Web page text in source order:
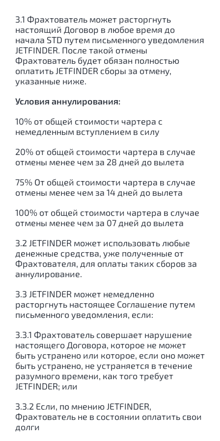
3.1 Фрахтователь может расторгнуть
настоящий Договор в любое время до
начала STD путем письменного уведомления
JETFINDER. После такой отмены
Фрахтователь будет обязан полностью
оплатить JETFINDER сборы за отмену,
указанные ниже.
Условия аннулирования:
10% от общей стоимости чартера с
немедленным вступлением в силу
20% от общей стоимости чартера в случае
отмены менее чем за 28 дней до вылета
75% От общей стоимости чартера в случае
отмены менее чем за 14 дней до вылета
100% от общей стоимости чартера в случае
отмены менее чем за 07 дней до вылета
3.2 JETFINDER может использовать любые
денежные средства, уже полученные от
Фрахтователя, для оплаты таких сборов за
аннулирование.
3.3 JETFINDER может немедленно
расторгнуть настоящее Соглашение путем
письменного уведомления, если:
3.3.1 Фрахтователь совершает нарушение
настоящего Договора, которое не может
быть устранено или которое, если оно может
быть устранено, не устраняется в течение
разумного времени, как того требует
JETFINDER; или
3.3.2 Если, по мнению JETFINDER,
Фрахтователь не в состоянии оплатить свои
долги